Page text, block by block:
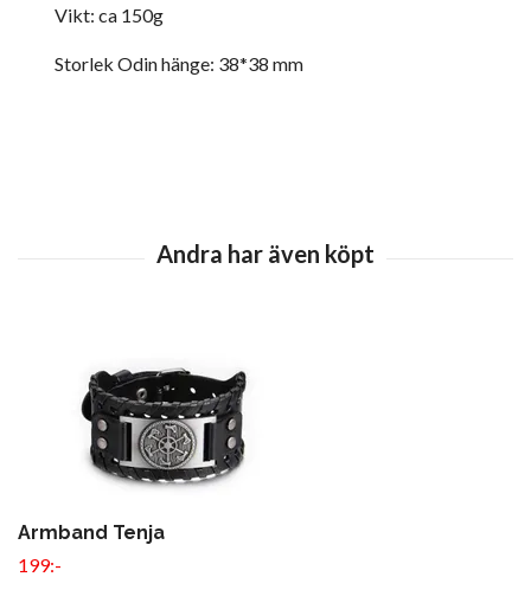
Vikt: ca 150g
Storlek Odin hänge: 38*38 mm
Armband Tenja
199:-